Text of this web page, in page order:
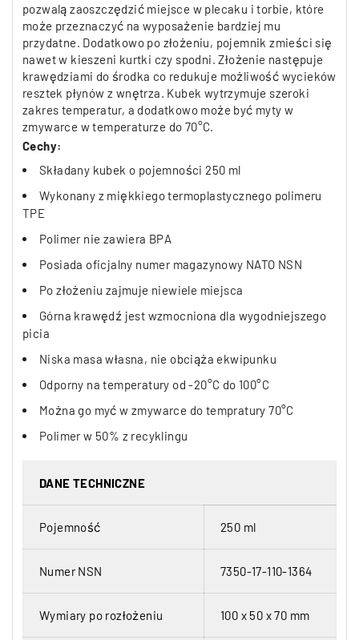
pozwalą zaoszczędzić miejsce w plecaku i torbie, które
może przeznaczyć na wyposażenie bardziej mu
przydatne. Dodatkowo po złożeniu, pojemnik zmieści się
nawet w kieszeni kurtki czy spodni. Złożenie następuje
krawędziami do środka co redukuje możliwość wycieków
resztek płynów z wnętrza. Kubek wytrzymuje szeroki
zakres temperatur, a dodatkowo może być myty w
zmywarce w temperaturze do 70°C.
Cechy:
Składany kubek o pojemności 250 ml
Wykonany z miękkiego termoplastycznego polimeru
TPE
Polimer nie zawiera BPA
Posiada oficjalny numer magazynowy NATO NSN
Po złożeniu zajmuje niewiele miejsca
Górna krawędź jest wzmocniona dla wygodniejszego
picia
Niska masa własna, nie obciąża ekwipunku
Odporny na temperatury od -20°C do 100°C
Można go myć w zmywarce do tempratury 70°C
Polimer w 50% z recyklingu
DANE TECHNICZNE
Pojemność 250 ml
Numer NSN 7350-17-110-1364
Wymiary po rozłożeniu 100 x 50 x 70 mm